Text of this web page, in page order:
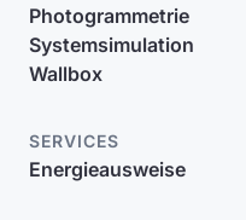
Photogrammetrie
Systemsimulation
Wallbox
SERVICES
Energieausweise